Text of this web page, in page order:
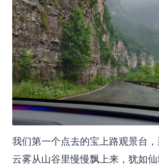
我们第一个点去的宝上路观景台，
云雾从山谷里慢慢飘上来，犹如